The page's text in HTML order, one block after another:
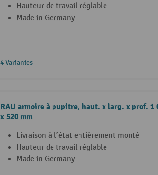
Hauteur de travail réglable
Made in Germany
4 Variantes
RAU armoire à pupitre, haut. x larg. x prof. 1
x 520 mm
Livraison à l’état entièrement monté
Hauteur de travail réglable
Made in Germany